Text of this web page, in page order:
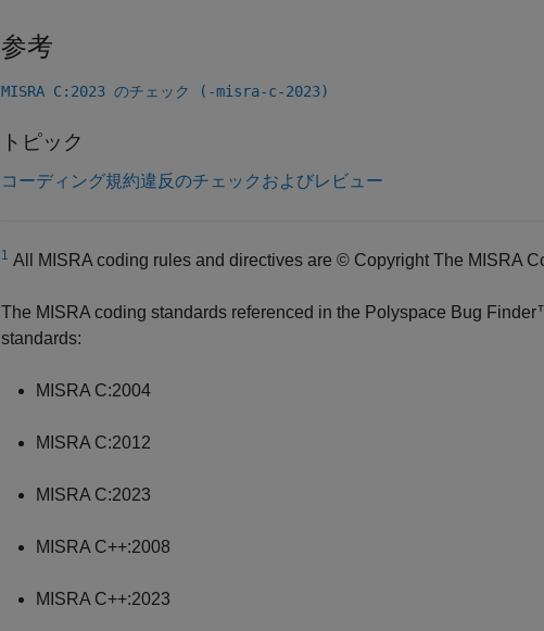
参考
MISRA C:2023 のチェック (-misra-c-2023)
トピック
コーディング規約違反のチェックおよびレビュー
1 All MISRA coding rules and directives are © Copyright The MISRA
The MISRA coding standards referenced in the Polyspace Bug
standards:
MISRA C:2004
MISRA C:2012
MISRA C:2023
MISRA C++:2008
MISRA C++:2023